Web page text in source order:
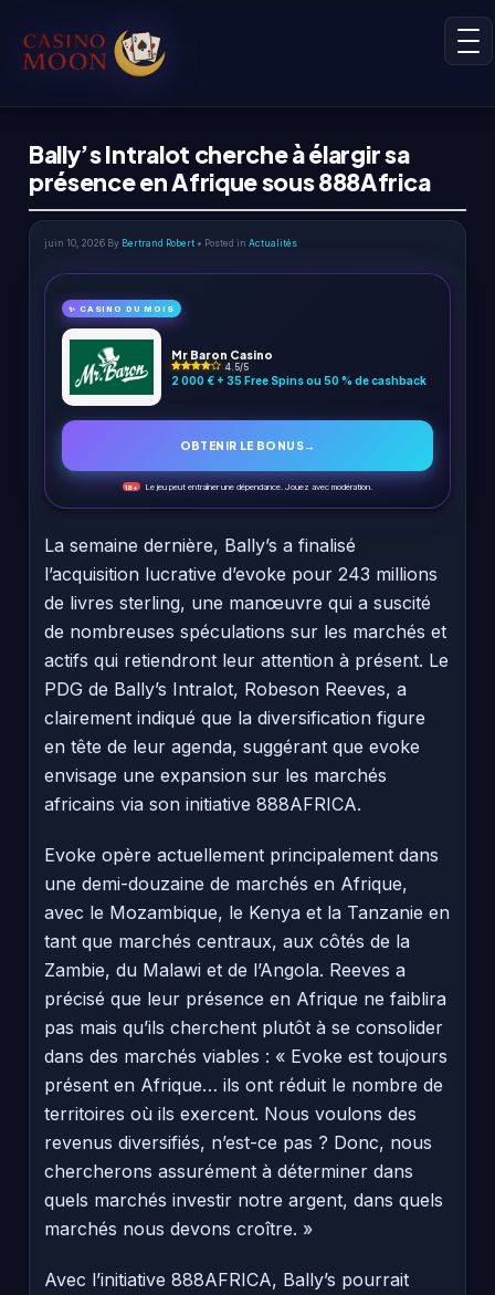
Bally’s Intralot cherche à élargir sa
présence en Afrique sous 888Africa
juin 10, 2026 By Bertrand Robert • Posted in Actualités
✨ CASINO DU MOIS
Mr Baron Casino
4.5/5
2 000 € + 35 Free Spins ou 50 % de cashback
OBTENIR LE BONUS→
18+ Le jeu peut entraîner une dépendance. Jouez avec modération.
La semaine dernière, Bally’s a finalisé
l’acquisition lucrative d’evoke pour 243 millions
de livres sterling, une manœuvre qui a suscité
de nombreuses spéculations sur les marchés et
actifs qui retiendront leur attention à présent. Le
PDG de Bally’s Intralot, Robeson Reeves, a
clairement indiqué que la diversification figure
en tête de leur agenda, suggérant que evoke
envisage une expansion sur les marchés
africains via son initiative 888AFRICA.
Evoke opère actuellement principalement dans
une demi-douzaine de marchés en Afrique,
avec le Mozambique, le Kenya et la Tanzanie en
tant que marchés centraux, aux côtés de la
Zambie, du Malawi et de l’Angola. Reeves a
précisé que leur présence en Afrique ne faiblira
pas mais qu’ils cherchent plutôt à se consolider
dans des marchés viables : « Evoke est toujours
présent en Afrique… ils ont réduit le nombre de
territoires où ils exercent. Nous voulons des
revenus diversifiés, n’est-ce pas ? Donc, nous
chercherons assurément à déterminer dans
quels marchés investir notre argent, dans quels
marchés nous devons croître. »
Avec l’initiative 888AFRICA, Bally’s pourrait